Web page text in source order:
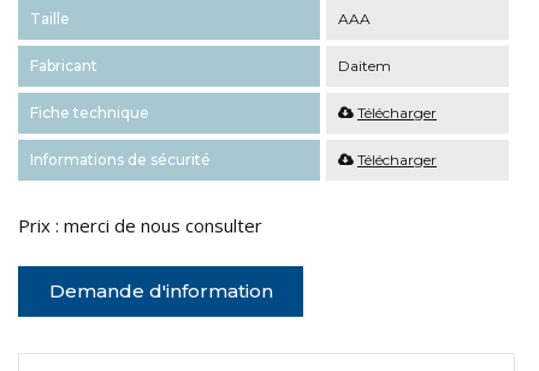
Taille AAA
Fabricant Daitem
Fiche technique Télécharger
Informations de sécurité Télécharger
Prix : merci de nous consulter
Demande d'information